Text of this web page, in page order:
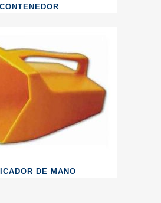
CONTENEDOR
DE MANO